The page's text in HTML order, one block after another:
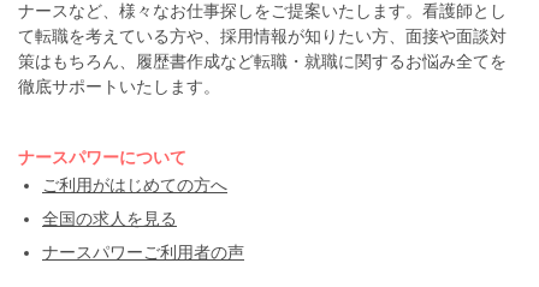
ナースなど、様々なお仕事探しをご提案いたします。看護師とし
て転職を考えている方や、採用情報が知りたい方、面接や面談対
策はもちろん、履歴書作成など転職・就職に関するお悩み全てを
徹底サポートいたします。
ナースパワーについて
ご利用がはじめての方へ
全国の求人を見る
ナースパワーご利用者の声